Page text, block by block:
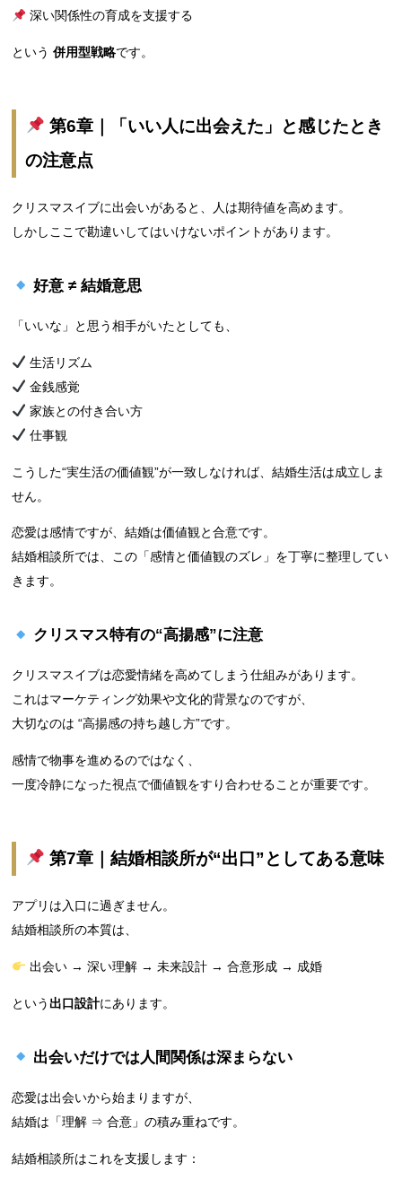
深い関係性の育成を支援する
という併用型戦略です。
第6章｜「いい人に出会えた」と感じたとき
の注意点
クリスマスイブに出会いがあると、人は期待値を高めます。
しかしここで勘違いしてはいけないポイントがあります。
好意 ≠ 結婚意思
「いいな」と思う相手がいたとしても、
生活リズム
金銭感覚
家族との付き合い方
仕事観
こうした“実生活の価値観”が一致しなければ、結婚生活は成立しま
せん。
恋愛は感情ですが、結婚は価値観と合意です。
結婚相談所では、この「感情と価値観のズレ」を丁寧に整理してい
きます。
クリスマス特有の“高揚感”に注意
クリスマスイブは恋愛情緒を高めてしまう仕組みがあります。
これはマーケティング効果や文化的背景なのですが、
大切なのは “高揚感の持ち越し方”です。
感情で物事を進めるのではなく、
一度冷静になった視点で価値観をすり合わせることが重要です。
第7章｜結婚相談所が“出口”としてある意味
アプリは入口に過ぎません。
結婚相談所の本質は、
出会い → 深い理解 → 未来設計 → 合意形成 → 成婚
という 出口設計にあります。
出会いだけでは人間関係は深まらない
恋愛は出会いから始まりますが、
結婚は「理解 ⇒ 合意」の積み重ねです。
結婚相談所はこれを支援します：